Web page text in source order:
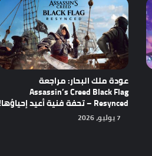
عودة ملك البحار: مراجعة
Assassin’s Creed Black Flag
Resynced – تحفة فنية أعيد إحياؤها!
7 يوليو، 2026